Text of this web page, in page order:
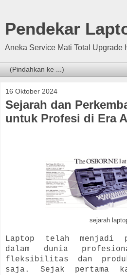
Pendekar
Aneka Service Mati Total Upgrade
16 Oktober 2024
Sejarah dan
untuk Profesi di Era
sejarah
Laptop telah menjadi
dalam dunia
fleksibilitas dan
saja. Sejak pertama